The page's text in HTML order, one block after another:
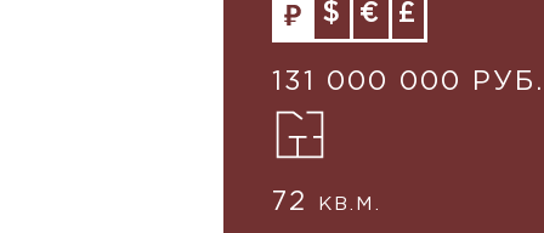
$ € £
131 000 000 РУБ.
72 КВ.М.